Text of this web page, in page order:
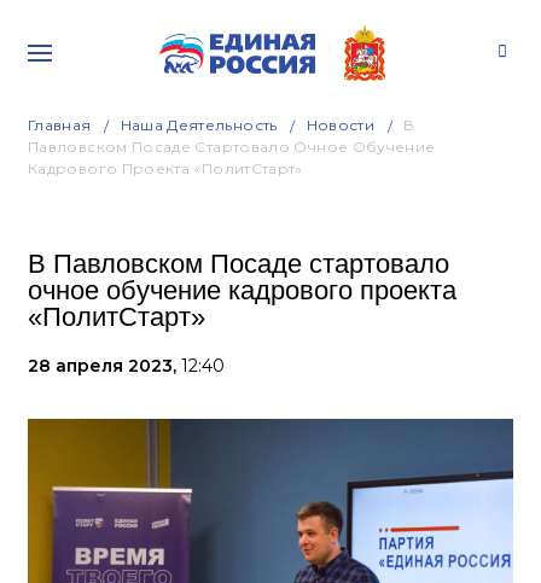
Главная Наша Деятельность Новости
В
Павловском Посаде Стартовало Очное Обучение
Кадрового Проекта «ПолитСтарт»
В Павловском Посаде стартовало
очное обучение кадрового проекта
«ПолитСтарт»
28 апреля 2023, 12:40